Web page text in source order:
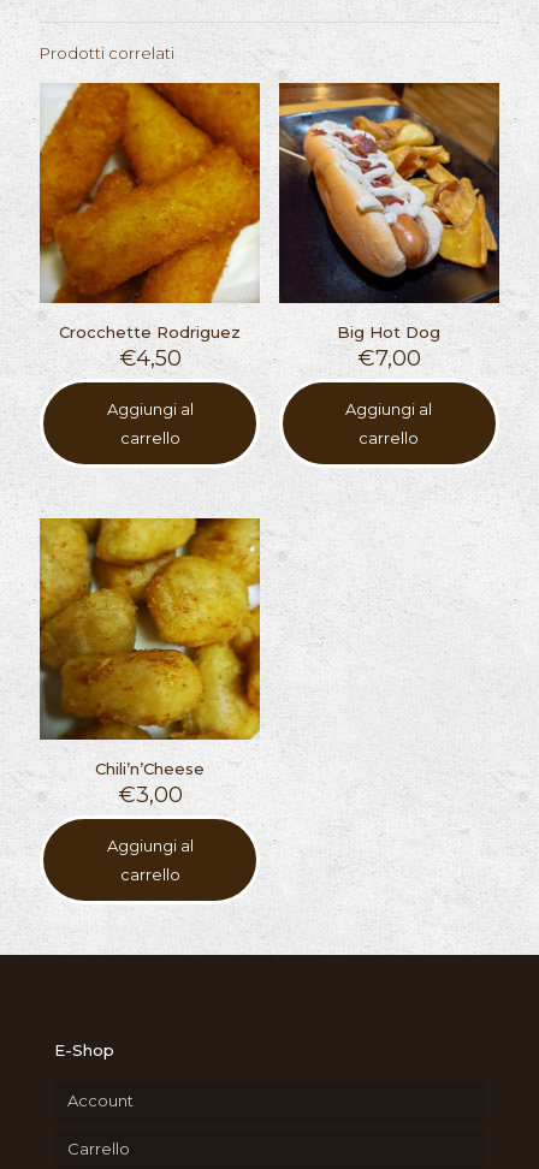
Prodotti correlati
Crocchette Rodriguez
€4,50
Aggiungi al
carrello
Big Hot Dog
€7,00
Aggiungi al
carrello
Chili’n’Cheese
€3,00
Aggiungi al
carrello
E-Shop
Account
Carrello